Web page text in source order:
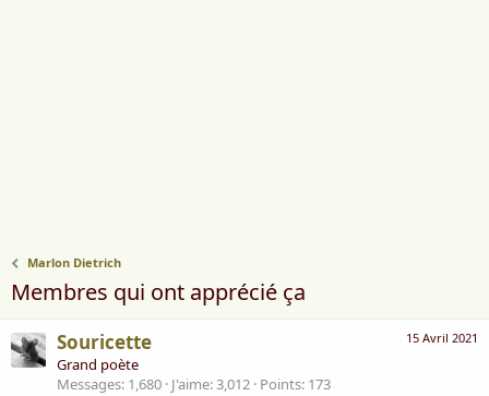
Marlon Dietrich
Membres qui ont apprécié ça
15 Avril 2021
Souricette
Grand poète
Messages 1,680 J'aime 3,012 Points 173